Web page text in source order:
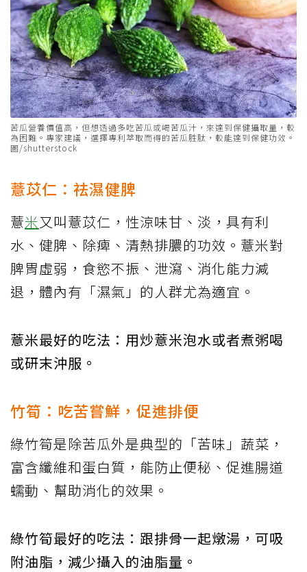
苦瓜營養價值高，但想透過多吃苦瓜或喝苦瓜汁，來達到保健攝取量，較
為困難。專家建議，選擇專利萃取而得的苦瓜胜肽，較能達到保健功效。
圖/shutterstock
薏苡仁：祛濕健脾
薏米又叫薏苡仁，性涼味甘、淡，具有利
水、健脾、除痺、清熱排膿的功效。薏米對
脾胃虛弱，食慾不振、泄瀉、消化能力減
退，體內有「濕氣」的人群尤為適宜。
薏米最好的吃法：用炒薏米泡水或者煮粥喝
或研末沖服。
竹筍：吃苦嘗鮮，促進排便
綠竹筍是除苦瓜外是典型的「苦味」蔬菜，
富含纖維和蛋白質，能防止便秘、促進腸道
蠕動、幫助消化的效果。
綠竹筍最好的吃法：跟排骨一起燉湯，可吸
附油脂，減少攝入的油脂量。